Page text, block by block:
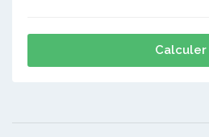
Calculer